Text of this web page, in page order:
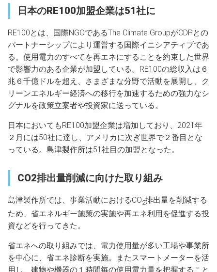
日本のRE100加盟企業は51社に
RE100とは、国際NGOであるThe Climate GroupがCDPとの
パートナーシップにより運営する国際イニシアティブであ
る。使用電力のすべてを再エネにすることを約束した世界
で影響力のある企業が加盟している。RE100の総収入は６
兆６千億ドルを超え、さまざまな分野で活動を展開し、ク
リーンエネルギー経済への移行を加速するための強力なシ
グナルを政策立案者や投資家に送っている。
日本においてもRE100加盟企業は増加しており、2021年
２月には50社に達し、アメリカに次ぎ世界で２番目とな
っている。島津製作所は51社目の加盟となった。
CO2排出量削減に向けた取り組み
島津製作所では、事業活動におけるCO2排出量を削減する
ため、省エネルギー施策の実施や再エネ利用を促進する投
資などを行ってきた。
省エネへの取り組みでは、電力使用量が多い工場や事業所
を中心に、省エネ診断を実施。またスマートメーターを活
用し、建物や機器の１時間毎の使用電力量を把握すること